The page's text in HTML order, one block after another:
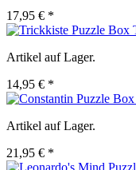
17,95 € *
Artikel auf Lager.
14,95 € *
Artikel auf Lager.
21,95 € *